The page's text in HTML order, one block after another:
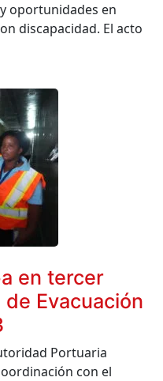
oportunidades en
discapacidad. El acto
en tercer
Evacuación
Portuaria
con el